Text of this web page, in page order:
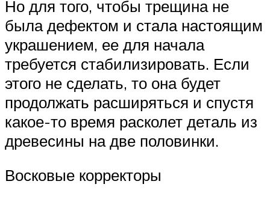
Но для того, чтобы трещина не
была дефектом и стала настоящим
украшением, ее для начала
требуется стабилизировать. Если
этого не сделать, то она будет
продолжать расширяться и спустя
какое-то время расколет деталь из
древесины на две половинки.
Восковые корректоры